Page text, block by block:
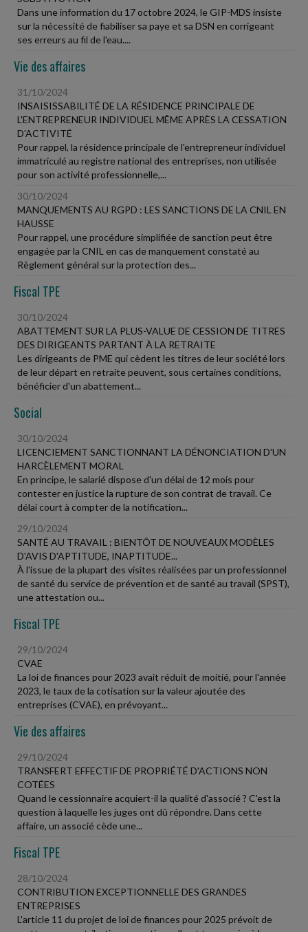
Dans une information du 17 octobre 2024, le GIP-MDS insiste
sur la nécessité de fiabiliser sa paye et sa DSN en corrigeant
ses erreurs au fil de l'eau....
Vie des affaires
31/10/2024
INSAISISSABILITÉ DE LA RÉSIDENCE PRINCIPALE DE
L'ENTREPRENEUR INDIVIDUEL MÊME APRÈS LA CESSATION
D'ACTIVITÉ
Pour rappel, la résidence principale de l'entrepreneur individuel
immatriculé au registre national des entreprises, non utilisée
pour son activité professionnelle,...
30/10/2024
MANQUEMENTS AU RGPD : LES SANCTIONS DE LA CNIL EN
HAUSSE
Pour rappel, une procédure simplifiée de sanction peut être
engagée par la CNIL en cas de manquement constaté au
Règlement général sur la protection des...
Fiscal TPE
30/10/2024
ABATTEMENT SUR LA PLUS-VALUE DE CESSION DE TITRES
DES DIRIGEANTS PARTANT À LA RETRAITE
Les dirigeants de PME qui cèdent les titres de leur société lors
de leur départ en retraite peuvent, sous certaines conditions,
bénéficier d'un abattement...
Social
30/10/2024
LICENCIEMENT SANCTIONNANT LA DÉNONCIATION D'UN
HARCÈLEMENT MORAL
En principe, le salarié dispose d'un délai de 12 mois pour
contester en justice la rupture de son contrat de travail. Ce
délai court à compter de la notification...
29/10/2024
SANTÉ AU TRAVAIL : BIENTÔT DE NOUVEAUX MODÈLES
D'AVIS D'APTITUDE, INAPTITUDE...
À l'issue de la plupart des visites réalisées par un professionnel
de santé du service de prévention et de santé au travail (SPST),
une attestation ou...
Fiscal TPE
29/10/2024
CVAE
La loi de finances pour 2023 avait réduit de moitié, pour l'année
2023, le taux de la cotisation sur la valeur ajoutée des
entreprises (CVAE), en prévoyant...
Vie des affaires
29/10/2024
TRANSFERT EFFECTIF DE PROPRIÉTÉ D'ACTIONS NON
COTÉES
Quand le cessionnaire acquiert-il la qualité d'associé ? C'est la
question à laquelle les juges ont dû répondre. Dans cette
affaire, un associé cède une...
Fiscal TPE
28/10/2024
CONTRIBUTION EXCEPTIONNELLE DES GRANDES
ENTREPRISES
L'article 11 du projet de loi de finances pour 2025 prévoit de